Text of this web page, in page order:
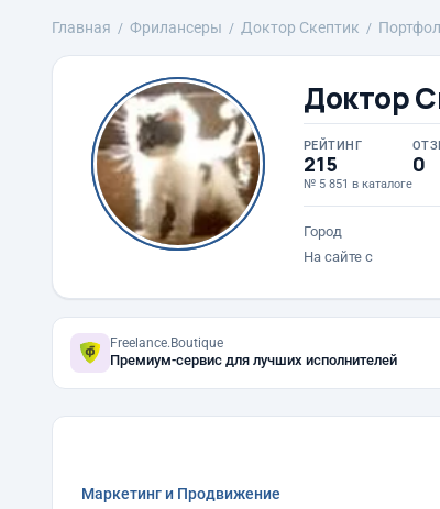
Главная Фрилансеры Доктор Скептик
Доктор
РЕЙТИНГ
215
№ 5 851 в каталоге
0
Город
На сайте с
Freelance.Boutique
Премиум-сервис для лучших исполнителей
Маркетинг и Продвижение